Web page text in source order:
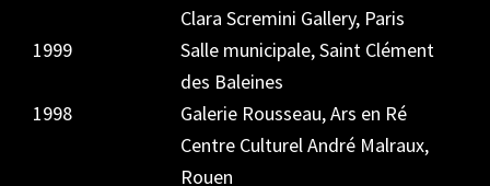
Clara Scremini Gallery, Paris
1999
Salle municipale, Saint Clément
des Baleines
1998
Galerie Rousseau, Ars en Ré
Centre Culturel André Malraux,
Rouen